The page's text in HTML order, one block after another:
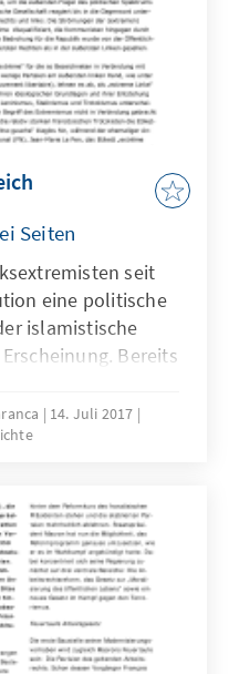
Seiten
seit
eine politische
islamistische
Bereits
immer wieder
ist die
endgültig in der
Hinzu
die Bedrohung
und
Islamisten
14. Juli 2017